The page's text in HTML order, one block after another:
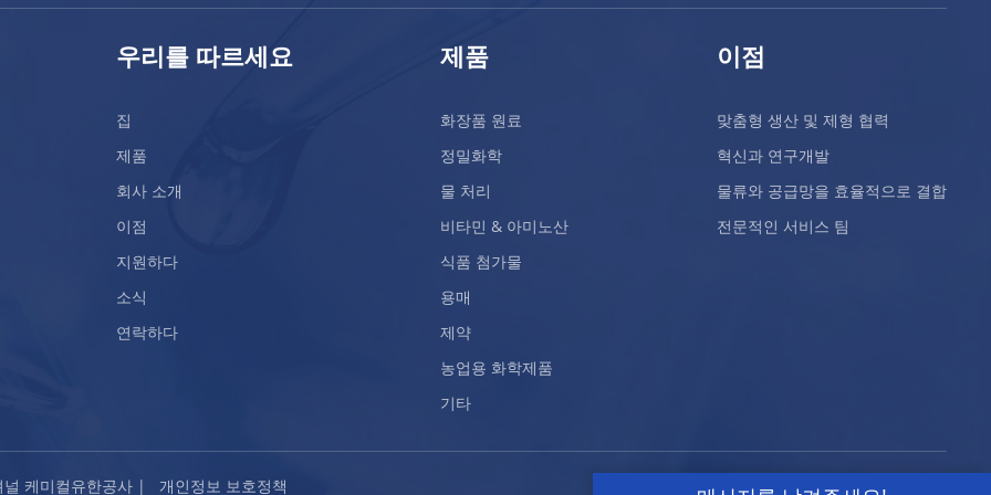
우리를 따르세요
집
제품
회사 소개
이점
지원하다
소식
연락하다
제품
화장품 원료
정밀화학
물 처리
비타민 & 아미노산
식품 첨가물
용매
제약
농업용 화학제품
기타
이점
맞춤형 생산 및 제형 협력
혁신과 연구개발
물류와 공급망을 효율적으로 결합
전문적인 서비스 팀
널 케미컬유한공사 | 개인정보 보호정책